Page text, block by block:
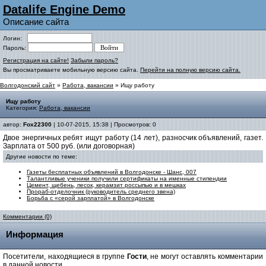
Datalife Engine Demo
Описание сайта
Логин:
Пароль:
Регистрация на сайте! Забыли пароль?
Вы просматриваете мобильную версию сайта. Перейти на полную версию сайта.
Волгодонский сайт » Работа, вакансии » Ищу работу
Ищу работу
Категория: Работа, вакансии
автор: Fox22300 | 10-07-2015, 15:38 | Просмотров: 0
Двое энергичных ребят ищут работу (14 лет), разносчик объявлений, газет.
Зарплата от 500 руб. (или договорная)
Другие новости по теме:
Газеты бесплатных объявлений в Волгодонске - Шанс, 007
Талантливые ученики получили сертификаты на именные стипендии
Цемент, щебень, песок, керамзит россыпью и в мешках
Прораб-отделочник (руководитель среднего звена)
Борьба с «серой зарплатой» в Волгодонске
Комментарии (0)
Информация
Посетители, находящиеся в группе Гости, не могут оставлять комментарии